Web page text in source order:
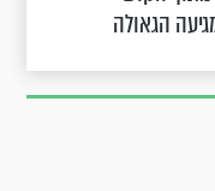
הגאולה